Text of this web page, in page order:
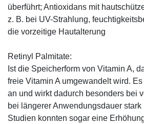
überführt; Antioxidans mit
z. B. bei UV-Strahlung,
die vorzeitige Hautalterung
Retinyl Palmitate:
Ist die Speicherform von Vitamin A,
freie Vitamin A umgewandelt wird.
an und wirkt dadurch besonders bei
bei längerer Anwendungsdauer stark
Studien konnten sogar eine